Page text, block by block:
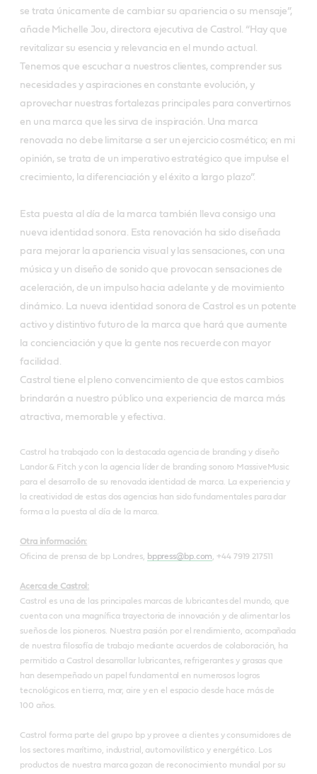
se trata únicamente de cambiar su apariencia o su mensaje”,
añade Michelle Jou, directora ejecutiva de Castrol. “Hay que
revitalizar su esencia y relevancia en el mundo actual.
Tenemos que escuchar a nuestros clientes, comprender sus
necesidades y aspiraciones en constante evolución, y
aprovechar nuestras fortalezas principales para convertirnos
en una marca que les sirva de inspiración. Una marca
renovada no debe limitarse a ser un ejercicio cosmético; en mi
opinión, se trata de un imperativo estratégico que impulse el
crecimiento, la diferenciación y el éxito a largo plazo”.
Esta puesta al día de la marca también lleva consigo una
nueva identidad sonora. Esta renovación ha sido diseñada
para mejorar la apariencia visual y las sensaciones, con una
música y un diseño de sonido que provocan sensaciones de
aceleración, de un impulso hacia adelante y de movimiento
dinámico. La nueva identidad sonora de Castrol es un potente
activo y distintivo futuro de la marca que hará que aumente
la concienciación y que la gente nos recuerde con mayor
facilidad.
Castrol tiene el pleno convencimiento de que estos cambios
brindarán a nuestro público una experiencia de marca más
atractiva, memorable y efectiva.
Castrol ha trabajado con la destacada agencia de branding y diseño
Landor & Fitch y con la agencia líder de branding sonoro MassiveMusic
para el desarrollo de su renovada identidad de marca. La experiencia y
la creatividad de estas dos agencias han sido fundamentales para dar
forma a la puesta al día de la marca.
Otra información:
Oficina de prensa de bp Londres,
bppress@bp.com , +44 7919 217511
Acerca de Castrol:
Castrol es una de las principales marcas de lubricantes del mundo, que
cuenta con una magnífica trayectoria de innovación y de alimentar los
sueños de los pioneros. Nuestra pasión por el rendimiento, acompañada
de nuestra filosofía de trabajo mediante acuerdos de colaboración, ha
permitido a Castrol desarrollar lubricantes, refrigerantes y grasas que
han desempeñado un papel fundamental en numerosos logros
tecnológicos en tierra, mar, aire y en el espacio desde hace más de
100 años.
Castrol forma parte del grupo bp y provee a clientes y consumidores de
los sectores marítimo, industrial, automovilístico y energético. Los
productos de nuestra marca gozan de reconocimiento mundial por su